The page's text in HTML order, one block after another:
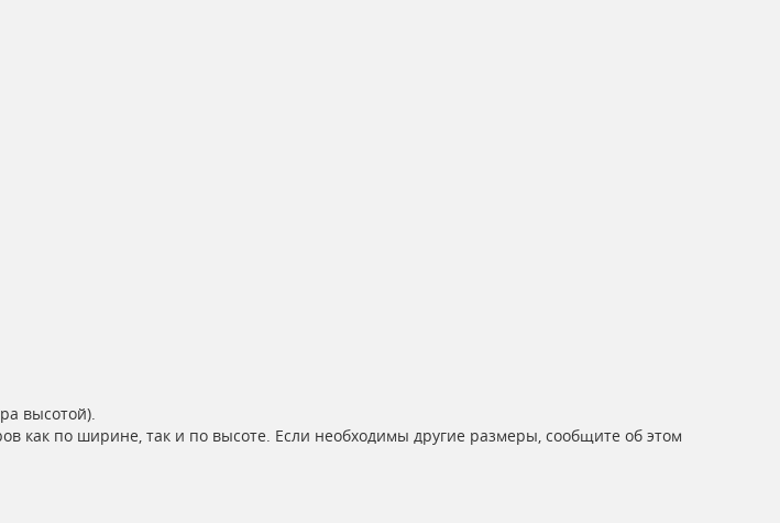
высотой).
как по ширине, так и по высоте. Если необходимы другие размеры, сообщите об этом